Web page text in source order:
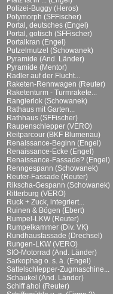
Polizei-Buggy (Heros)
Polymorph (SFFischer)
Portal, deutsches (Engel)
Portal, gotisch (SFFischer)
Portalkran (Engel)
Putzelmutzel (Schowanek)
Pyramide (And. Länder)
Pyramide (Mentor)
Radler auf der Flucht...
Raketen-Rennwagen (Reuter)
Raketenturm - Turmrakete...
Rangierlok (Schowanek)
Rathaus mit Garten...
Rathhaus (SFFischer)
Raupenschlepper (VERO)
Reitparcour (BKF Blumenau)
Renaissance-Beginn (Engel)
Renaissance-Ecke (Engel)
Renaissance-Fassade? (Engel)
Renngespann (Schowanek)
Reuter-Fassade (Reuter)
Rikscha-Gespann (Schowanek)
Ritterburg (VERO)
Ruck + Zuck, integriert...
Ruinen & Bögen (Ebert)
Rumpel-LKW (Reuter)
Rumpelkammer (Div. VK)
Rundhausfassade (Drechsel)
Rungen-LKW (VERO)
SIO-Motorrad (And. Länder)
Sarkophag o. s. ä. (Engel)
Sattelschlepper-Zugmaschine...
Schaukel (And. Länder)
Schiff ahoi (Reuter)